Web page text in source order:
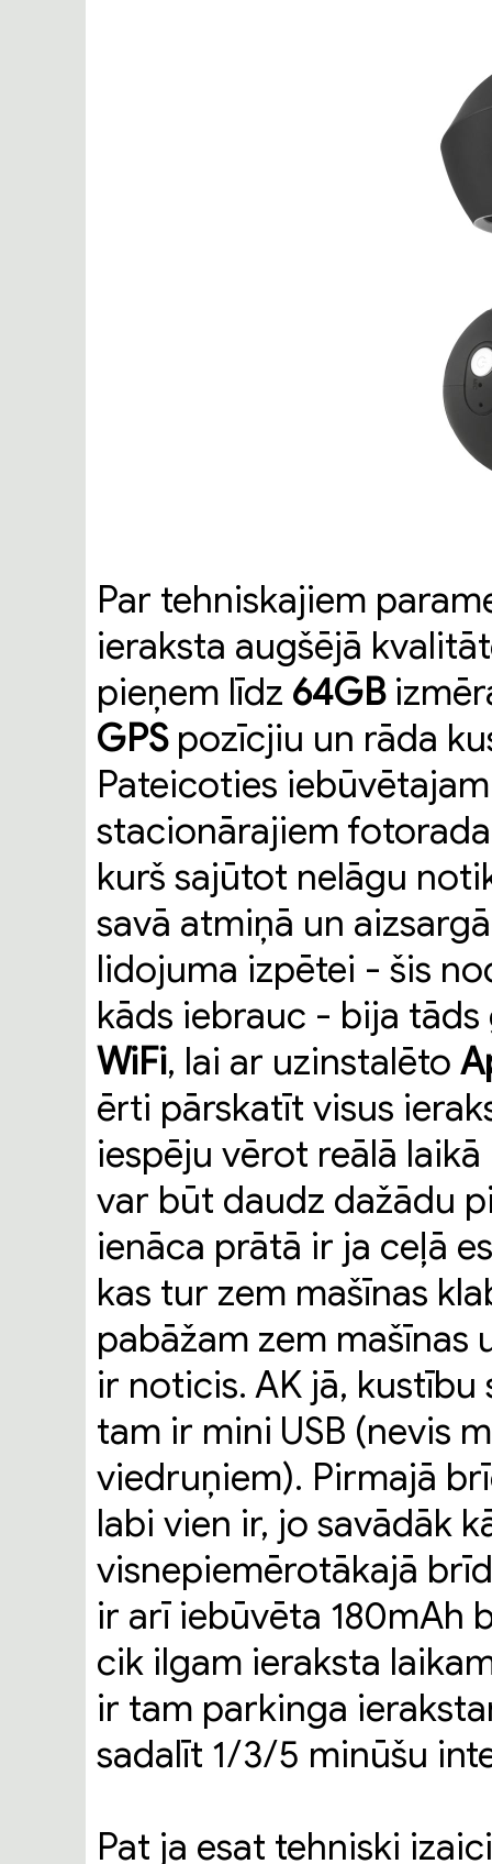
Par tehniskajiem
ieraksta augšējā
pieņem līdz 64GB
GPS pozīcjiu un rāda
Pateicoties
stacionārajiem
kurš sajūtot nelāgu
savā atmiņā un
lidojuma izpētei - šis
kāds iebrauc - bija
WiFi, lai ar uzinstalēto
ērti pārskatīt visus
iespēju vērot reālā
var būt daudz dažādu
ienāca prātā ir ja ceļā
kas tur zem mašīnas
pabāžam zem mašīnas
ir noticis. AK jā, kustību
tam ir mini USB (nevis
viedruņiem). Pirmajā
labi vien ir, jo savādāk
visnepiemērotākajā
ir arī iebūvēta 180mAh
cik ilgam ieraksta
ir tam parkinga
sadalīt 1/3/5 minūšu
Pat ja esat tehniski